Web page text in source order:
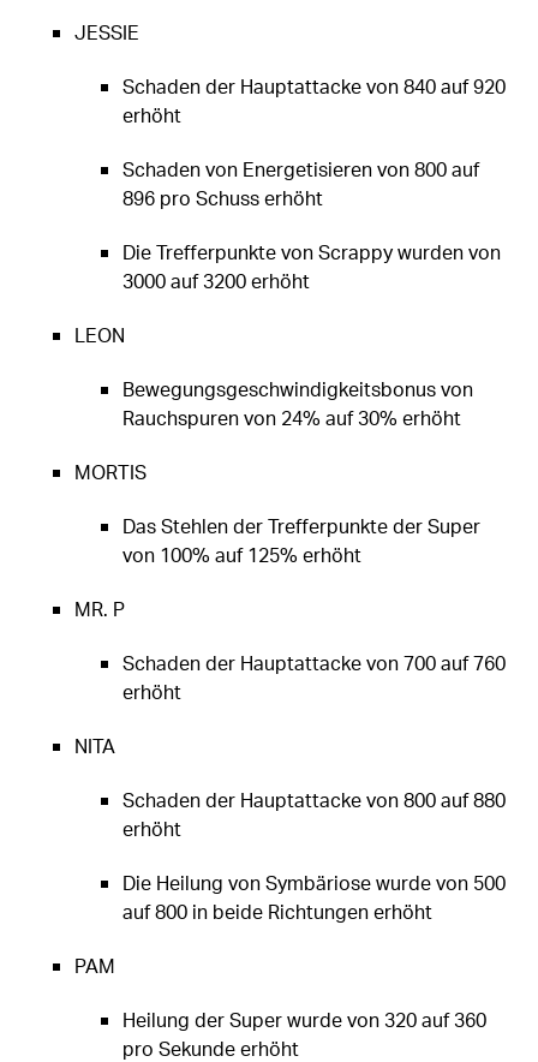
JESSIE
Schaden der Hauptattacke von 840 auf 920
erhöht
Schaden von Energetisieren von 800 auf
896 pro Schuss erhöht
Die Trefferpunkte von Scrappy wurden von
3000 auf 3200 erhöht
LEON
Bewegungsgeschwindigkeitsbonus von
Rauchspuren von 24% auf 30% erhöht
MORTIS
Das Stehlen der Trefferpunkte der Super
von 100% auf 125% erhöht
MR. P
Schaden der Hauptattacke von 700 auf 760
erhöht
NITA
Schaden der Hauptattacke von 800 auf 880
erhöht
Die Heilung von Symbäriose wurde von 500
auf 800 in beide Richtungen erhöht
PAM
Heilung der Super wurde von 320 auf 360
pro Sekunde erhöht